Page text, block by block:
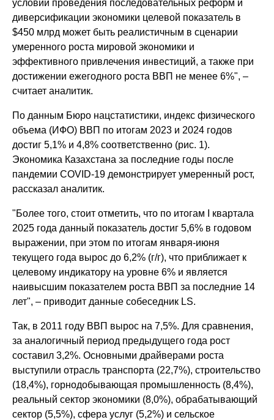
условии проведения последовательных реформ и
диверсификации экономики целевой показатель в
$450 млрд может быть реалистичным в сценарии
умеренного роста мировой экономики и
эффективного привлечения инвестиций, а также при
достижении ежегодного роста ВВП не менее 6%", –
считает аналитик.
По данным Бюро нацстатистики, индекс физического
объема (ИФО) ВВП по итогам 2023 и 2024 годов
достиг 5,1% и 4,8% соответственно (рис. 1).
Экономика Казахстана за последние годы после
пандемии COVID-19 демонстрирует умеренный рост,
рассказал аналитик.
"Более того, стоит отметить, что по итогам I квартала
2025 года данный показатель достиг 5,6% в годовом
выражении, при этом по итогам января-июня
текущего года вырос до 6,2% (г/г), что приближает к
целевому индикатору на уровне 6% и является
наивысшим показателем роста ВВП за последние 14
лет", – приводит данные собеседник LS.
Так, в 2011 году ВВП вырос на 7,5%. Для сравнения,
за аналогичный период предыдущего года рост
составил 3,2%. Основными драйверами роста
выступили отрасль транспорта (22,7%), строительство
(18,4%), горнодобывающая промышленность (8,4%),
реальный сектор экономики (8,0%), обрабатывающий
сектор (5,5%), сфера услуг (5,2%) и сельское